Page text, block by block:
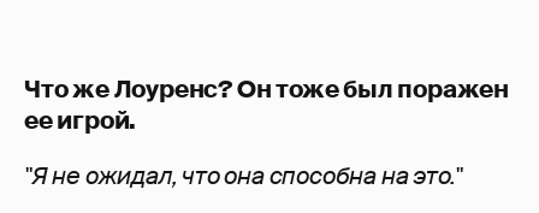
Что же Лоуренс? Он тоже был поражен
ее игрой.
"Я не ожидал, что она способна на это."